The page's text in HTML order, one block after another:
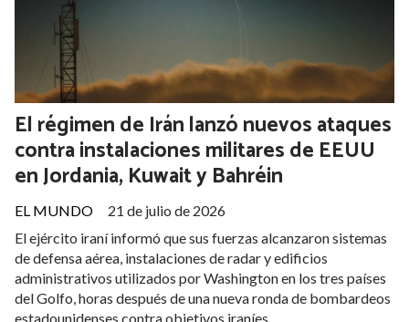
la Fiscalía y la defensa tratarán la clasificación y preparación
de las pruebas, además de la presentación de mociones
previas al juicio, que todavía no tiene un cronograma definido